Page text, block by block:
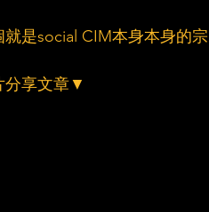
是social CIM本身本身的
分享文章▼